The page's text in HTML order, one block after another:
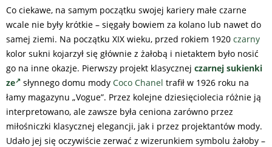
Co ciekawe, na samym początku swojej kariery małe czarne
wcale nie były krótkie – sięgały bowiem za kolano lub nawet do
samej ziemi. Na początku XIX wieku, przed rokiem 1920 czarny
kolor sukni kojarzył się głównie z żałobą i nietaktem było nosić
go na inne okazje. Pierwszy projekt klasycznej czarnej sukienki
ze
słynnego domu mody Coco Chanel trafił w 1926 roku na
łamy magazynu „Vogue”. Przez kolejne dziesięciolecia różnie ją
interpretowano, ale zawsze była ceniona zarówno przez
miłośniczki klasycznej elegancji, jak i przez projektantów mody.
Udało jej się oczywiście zerwać z wizerunkiem symbolu żałoby –